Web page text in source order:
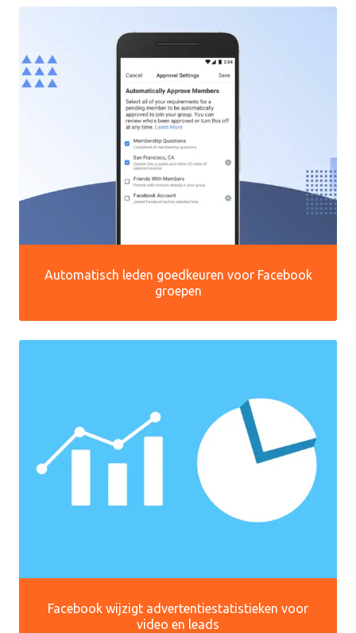
Automatisch leden goedkeuren voor Facebook
groepen
Facebook wijzigt advertentiestatistieken voor
video en leads